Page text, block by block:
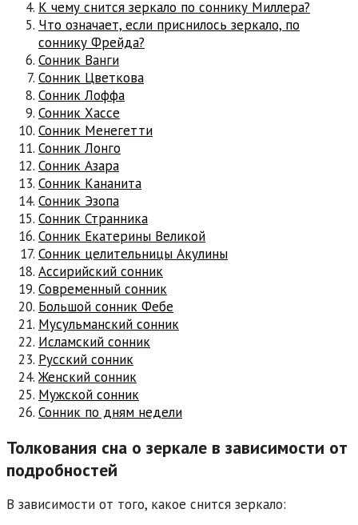
К чему снится зеркало по соннику Миллера?
Что означает, если приснилось зеркало, по
соннику Фрейда?
Сонник Ванги
Сонник Цветкова
Сонник Лоффа
Сонник Хассе
Сонник Менегетти
Сонник Лонго
Сонник Азара
Сонник Кананита
Сонник Эзопа
Сонник Странника
Сонник Екатерины Великой
Сонник целительницы Акулины
Ассирийский сонник
Современный сонник
Большой сонник Фебе
Мусульманский сонник
Исламский сонник
Русский сонник
Женский сонник
Мужской сонник
Сонник по дням недели
Толкования сна о зеркале в зависимости от
подробностей
В зависимости от того, какое снится зеркало: